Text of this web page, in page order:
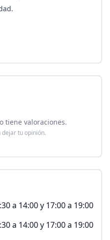
tiene valoraciones.
tu opinión.
a 14:00 y 17:00 a 19:00
a 14:00 y 17:00 a 19:00